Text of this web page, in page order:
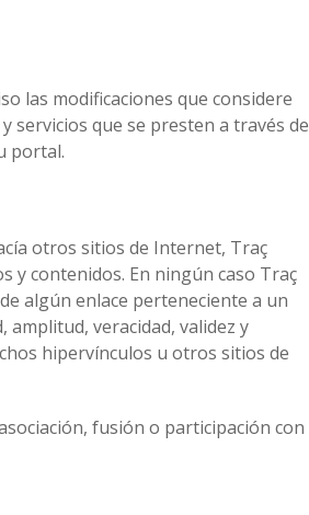
las modificaciones que considere
que se presten a través de
portal.
otros sitios de Internet, Traç
y contenidos. En ningún caso Traç
algún enlace perteneciente a un
veracidad, validez y
hipervínculos u otros sitios de
fusión o participación con